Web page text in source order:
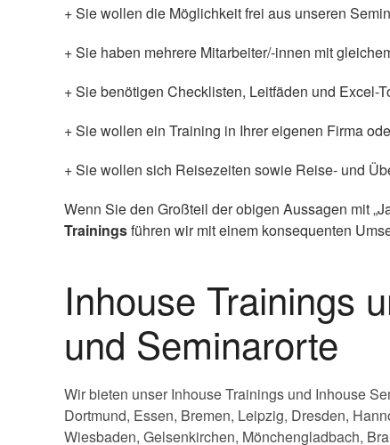
+ Sie wollen die Möglichkeit frei aus unseren
+ Sie haben mehrere Mitarbeiter/-innen mit
+ Sie benötigen Checklisten, Leitfäden und Excel-
+ Sie wollen ein Training in Ihrer eigenen Firma
+ Sie wollen sich Reisezeiten sowie Reise- und
Wenn Sie den Großteil der obigen Aussagen mit
Trainingsführen wir mit einem konsequenten
Inhouse Trainings
und Seminarorte
Wir bieten unser Inhouse Trainings und Inhouse
Dortmund, Essen, Bremen, Leipzig, Dresden,
Wiesbaden, Gelsenkirchen, Mönchengladbach,